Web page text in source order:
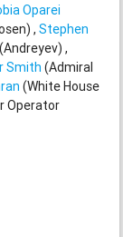
Oparei
Stephen
(Andreyev)
Smith (Admiral
(White House
Operator